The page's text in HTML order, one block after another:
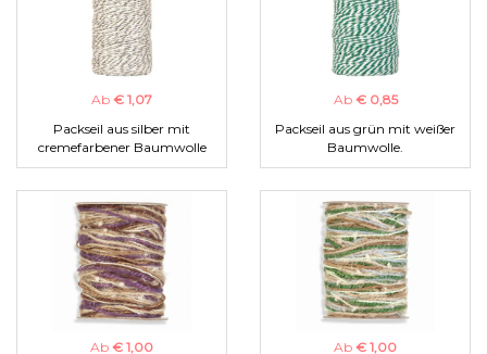
Ab € 1,07
Packseil aus silber mit
cremefarbener Baumwolle
Ab € 0,85
Packseil aus grün mit weißer
Baumwolle.
Ab € 1,00 Ab € 1,00